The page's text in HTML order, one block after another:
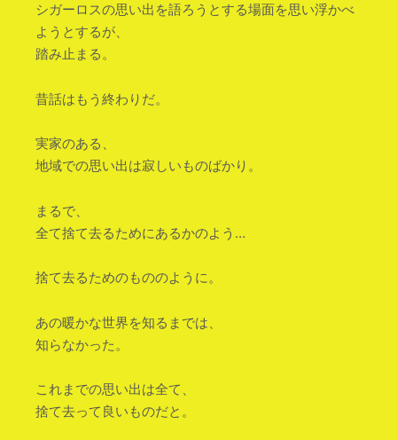
シガーロスの思い出を語ろうとする場面を思い浮かべ
ようとするが、
踏み止まる。
昔話はもう終わりだ。
実家のある、
地域での思い出は寂しいものばかり。
まるで、
全て捨て去るためにあるかのよう…
捨て去るためのもののように。
あの暖かな世界を知るまでは、
知らなかった。
これまでの思い出は全て、
捨て去って良いものだと。